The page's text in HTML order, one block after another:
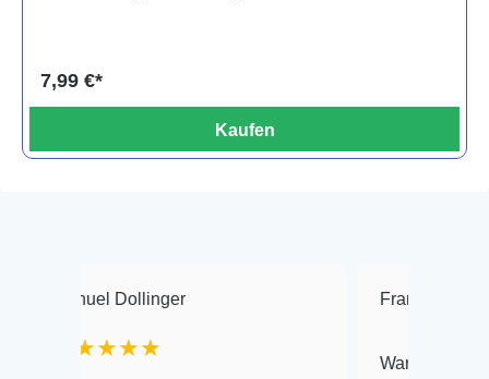
7,99 €*
Kaufen
Dollinger Frank Hackmayer
Warenanlieferung Top und